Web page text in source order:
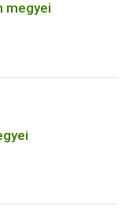
megyei